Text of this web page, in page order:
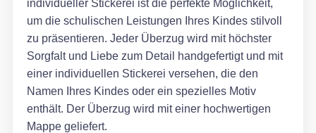
individueller Stickerei ist die perfekte Möglichkeit,
um die schulischen Leistungen Ihres Kindes stilvoll
zu präsentieren. Jeder Überzug wird mit höchster
Sorgfalt und Liebe zum Detail handgefertigt und mit
einer individuellen Stickerei versehen, die den
Namen Ihres Kindes oder ein spezielles Motiv
enthält. Der Überzug wird mit einer hochwertigen
Mappe geliefert.